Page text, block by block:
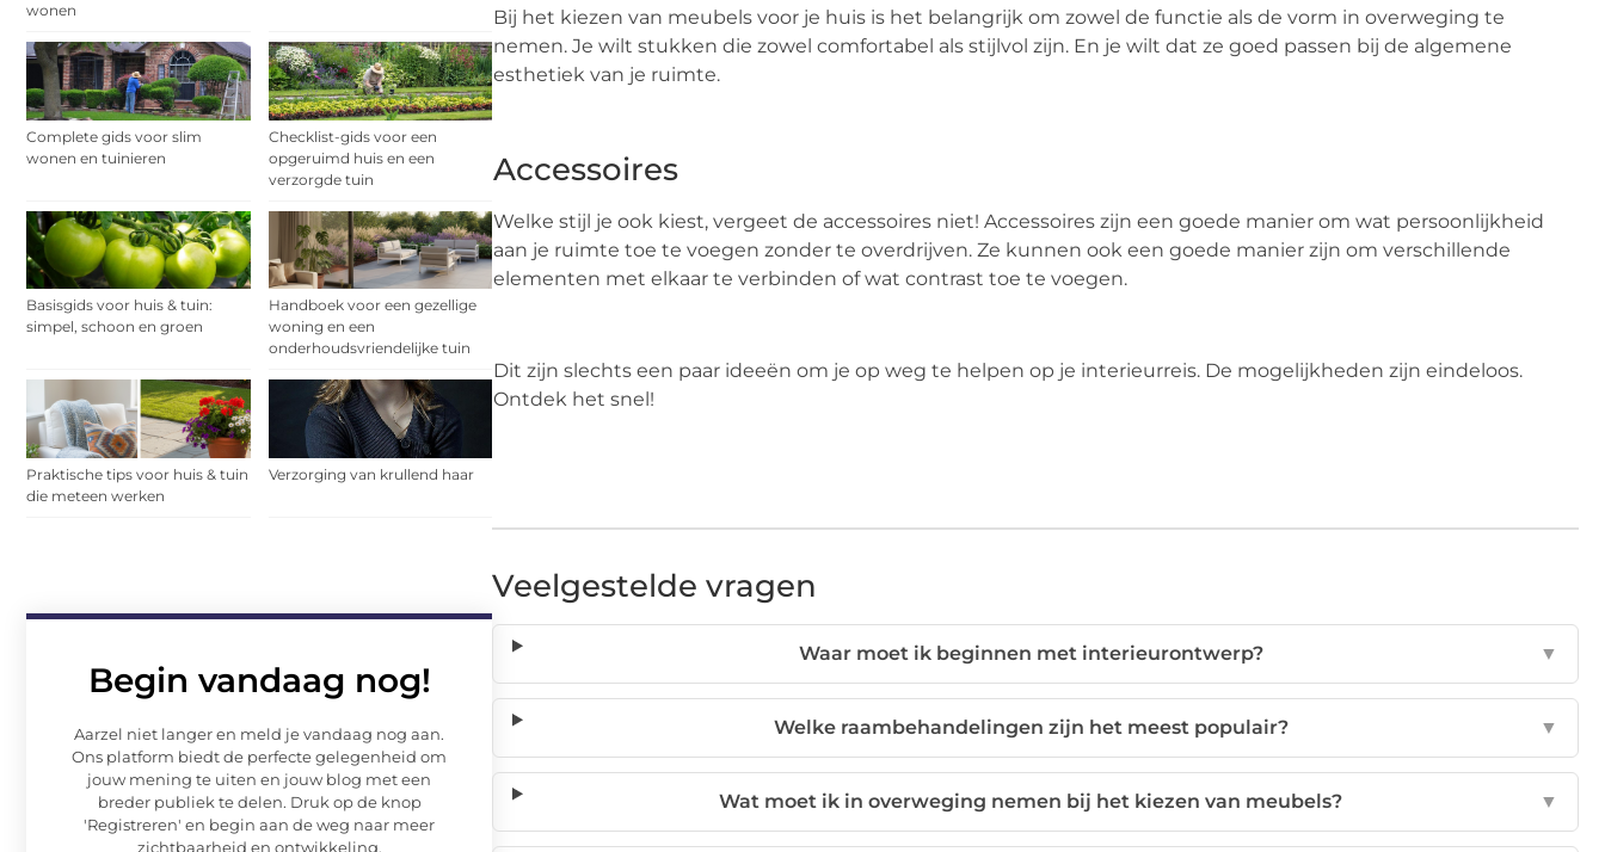
wonen
Complete gids voor slim
wonen en tuinieren
Checklist-gids voor een
opgeruimd huis en een
verzorgde tuin
Basisgids voor huis & tuin:
simpel, schoon en groen
Handboek voor een gezellige
woning en een
onderhoudsvriendelijke tuin
Praktische tips voor huis & tuin
die meteen werken
Verzorging van krullend haar
Begin vandaag nog!
Aarzel niet langer en meld je vandaag nog aan.
Ons platform biedt de perfecte gelegenheid om
jouw mening te uiten en jouw blog met een
breder publiek te delen. Druk op de knop
'Registreren' en begin aan de weg naar meer
zichtbaarheid en ontwikkeling.
Bij het kiezen van meubels voor je huis is het belangrijk om zowel de functie als de vorm in overweging te
nemen. Je wilt stukken die zowel comfortabel als stijlvol zijn. En je wilt dat ze goed passen bij de algemene
esthetiek van je ruimte.
Accessoires
Welke stijl je ook kiest, vergeet de accessoires niet! Accessoires zijn een goede manier om wat persoonlijkheid
aan je ruimte toe te voegen zonder te overdrijven. Ze kunnen ook een goede manier zijn om verschillende
elementen met elkaar te verbinden of wat contrast toe te voegen.
Dit zijn slechts een paar ideeën om je op weg te helpen op je interieurreis. De mogelijkheden zijn eindeloos.
Ontdek het snel!
Veelgestelde vragen
Waar moet ik beginnen met interieurontwerp? ▼
Welke raambehandelingen zijn het meest populair? ▼
Wat moet ik in overweging nemen bij het kiezen van meubels? ▼